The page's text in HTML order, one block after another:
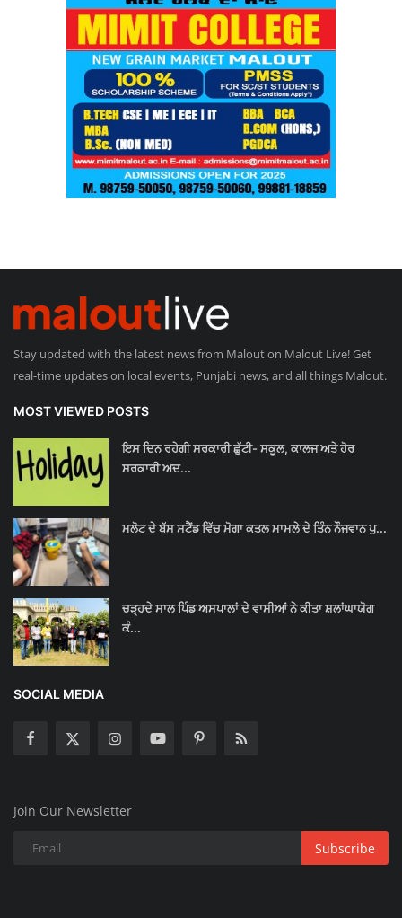
Stay updated with the latest news from Malout on Malout Live! Get
real-time updates on local events, Punjabi news, and all things Malout.
MOST VIEWED POSTS
ਇਸ ਦਿਨ ਰਹੇਗੀ ਸਰਕਾਰੀ ਛੁੱਟੀ- ਸਕੂਲ, ਕਾਲਜ ਅਤੇ ਹੋਰ
ਸਰਕਾਰੀ ਅਦ...
ਮਲੋਟ ਦੇ ਬੱਸ ਸਟੈਂਡ ਵਿੱਚ ਮੋਗਾ ਕਤਲ ਮਾਮਲੇ ਦੇ ਤਿੰਨ ਨੌਜਵਾਨ ਪੁ...
ਚੜ੍ਹਦੇ ਸਾਲ ਪਿੰਡ ਅਸਪਾਲਾਂ ਦੇ ਵਾਸੀਆਂ ਨੇ ਕੀਤਾ ਸ਼ਲਾਂਘਾਯੋਗ
ਕੰ...
SOCIAL MEDIA
Join Our Newsletter
Subscribe